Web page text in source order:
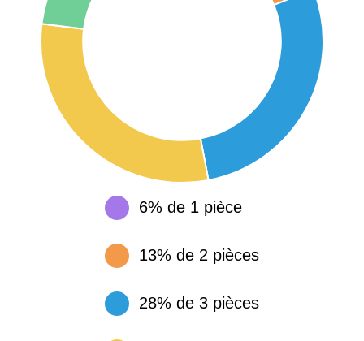
83000 - Toulon
38000 - Grenoble
6% de 1 pièce
13% de 2 pièces
28% de 3 pièces